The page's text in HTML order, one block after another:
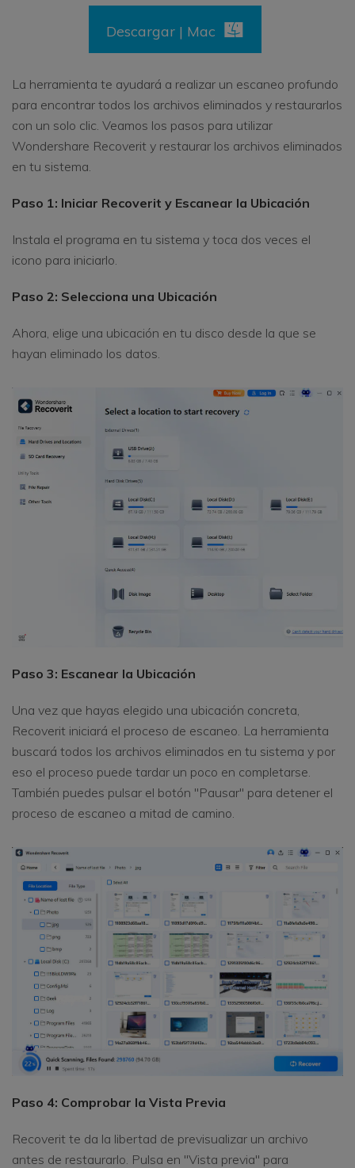
Descargar | Mac
La herramienta te ayudará a realizar un escaneo profundo
para encontrar todos los archivos eliminados y restaurarlos
con un solo clic. Veamos los pasos para utilizar
Wondershare Recoverit y restaurar los archivos eliminados
en tu sistema.
Paso 1: Iniciar Recoverit y Escanear la Ubicación
Instala el programa en tu sistema y toca dos veces el
icono para iniciarlo.
Paso 2: Selecciona una Ubicación
Ahora, elige una ubicación en tu disco desde la que se
hayan eliminado los datos.
Paso 3: Escanear la Ubicación
Una vez que hayas elegido una ubicación concreta,
Recoverit iniciará el proceso de escaneo. La herramienta
buscará todos los archivos eliminados en tu sistema y por
eso el proceso puede tardar un poco en completarse.
También puedes pulsar el botón "Pausar" para detener el
proceso de escaneo a mitad de camino.
Paso 4: Comprobar la Vista Previa
Recoverit te da la libertad de previsualizar un archivo
antes de restaurarlo. Pulsa en "Vista previa" para